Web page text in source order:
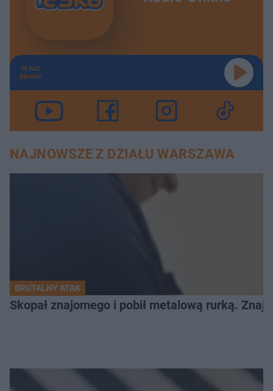
TERAZ
GRAMY
NAJNOWSZE Z DZIAŁU WARSZAWA
BRUTALNY ATAK
Skopał znajomego i pobił metalową rurką.